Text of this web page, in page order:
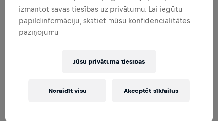
izmantot savas tiesības uz privātumu. Lai iegūtu
papildinformāciju, skatiet mūsu konfidencialitātes
paziņojumu
Jūsu privātuma tiesības
Noraidīt visu Akceptēt sīkfailus